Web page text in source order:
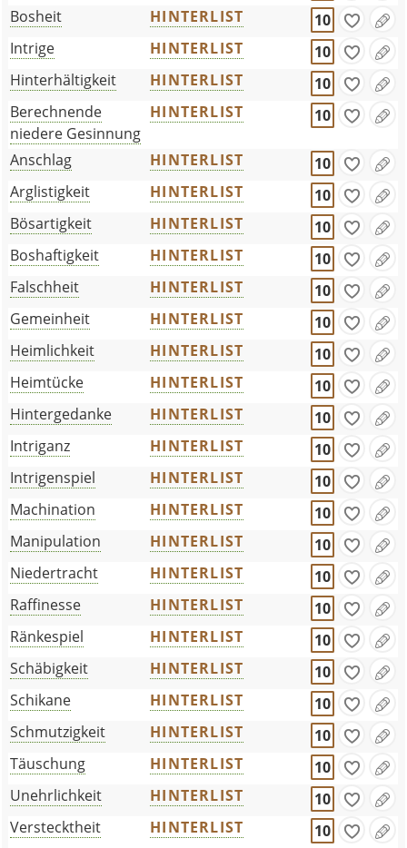
Bosheit
HINTERLIST
10
Intrige
HINTERLIST
10
Hinterhältigkeit
HINTERLIST
10
Berechnende
niedere Gesinnung
HINTERLIST 10
Anschlag HINTERLIST
10
Arglistigkeit
HINTERLIST
10
Bösartigkeit
HINTERLIST
10
Boshaftigkeit
HINTERLIST
10
Falschheit
HINTERLIST
10
Gemeinheit
HINTERLIST
10
Heimlichkeit
HINTERLIST
10
Heimtücke
HINTERLIST
10
Hintergedanke
HINTERLIST
10
Intriganz
HINTERLIST
10
Intrigenspiel
HINTERLIST
10
Machination
HINTERLIST
10
Manipulation
HINTERLIST
10
Niedertracht
HINTERLIST
10
Raffinesse
HINTERLIST
10
Ränkespiel
HINTERLIST
10
Schäbigkeit
HINTERLIST
10
Schikane
HINTERLIST
10
Schmutzigkeit
HINTERLIST
10
Täuschung
HINTERLIST
10
Unehrlichkeit
HINTERLIST
10
Verstecktheit
HINTERLIST
10